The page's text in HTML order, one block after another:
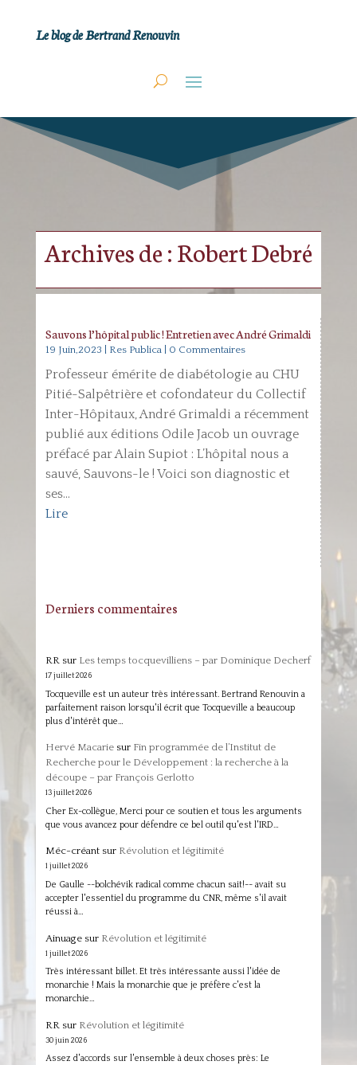
Le blog de Bertrand Renouvin
Archives de : Robert Debré
Sauvons l’hôpital public ! Entretien avec André Grimaldi
19 Juin,2023 Res Publica| 0 Commentaires
Professeur émérite de diabétologie au CHU
Pitié-Salpêtrière et cofondateur du Collectif
Inter-Hôpitaux, André Grimaldi a récemment
publié aux éditions Odile Jacob un ouvrage
préfacé par Alain Supiot : L’hôpital nous a
sauvé, Sauvons-le ! Voici son diagnostic et
ses...
Lire
Derniers commentaires
RRsur Les temps tocquevilliens – par Dominique Decherf
17 juillet 2026
Tocqueville est un auteur très intéressant. Bertrand Renouvin a
parfaitement raison lorsqu'il écrit que Tocqueville a beaucoup
plus d'intérêt que…
Hervé Macariesur Fin programmée de l’Institut de
Recherche pour le Développement : la recherche à la
découpe – par François Gerlotto
13 juillet 2026
Cher Ex-collègue, Merci pour ce soutien et tous les arguments
que vous avancez pour défendre ce bel outil qu'est l'IRD…
Méc-créantsur Révolution et légitimité
1 juillet 2026
De Gaulle --bolchévik radical comme chacun sait!-- avait su
accepter l'essentiel du programme du CNR, même s'il avait
réussi à…
Ainuagesur Révolution et légitimité
1 juillet 2026
Très intéressant billet. Et très intéressante aussi l'idée de
monarchie ! Mais la monarchie que je préfère c'est la
monarchie…
RR sur Révolution et légitimité
30 juin 2026
Assez d'accords sur l'ensemble à deux choses près: Le